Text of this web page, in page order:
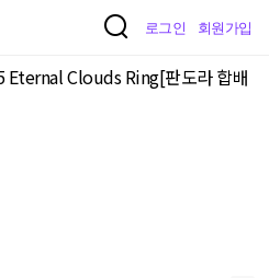
로그인 회원가입